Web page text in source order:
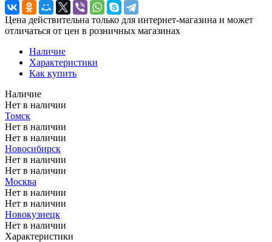
Цена действительна только для интернет-магазина и может
отличаться от цен в розничных магазинах
Наличие
Характеристики
Как купить
Наличие
Нет в наличии
Томск
Нет в наличии
Нет в наличии
Новосибирск
Нет в наличии
Нет в наличии
Москва
Нет в наличии
Нет в наличии
Новокузнецк
Нет в наличии
Характеристики